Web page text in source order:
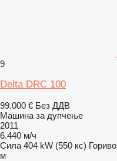
9
Delta DRC 100
99.000 € Без ДДВ
Машина за дупчење
2011
6.440 м/ч
Сила 404 kW (550 кс) Гориво
м